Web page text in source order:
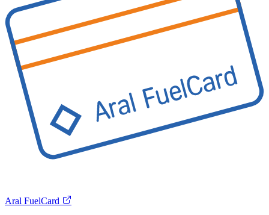
Aral FuelCard